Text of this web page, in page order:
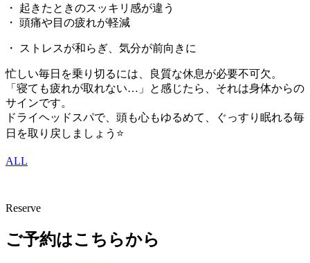
・ 起きたときのスッキリ感が違う
・ 頭痛や目の疲れが軽減
・ ストレスが和らぎ、気分が前向きに
忙しい毎日を乗り切るには、良質な休息が必要不可欠。
「寝ても疲れが取れない…」と感じたら、それは身体からの
サインです。
ドライヘッドスパで、頭も心もゆるめて、ぐっすり眠れる毎
日を取り戻しましょう⭐️
ALL
Reserve
ご予約はこちらから